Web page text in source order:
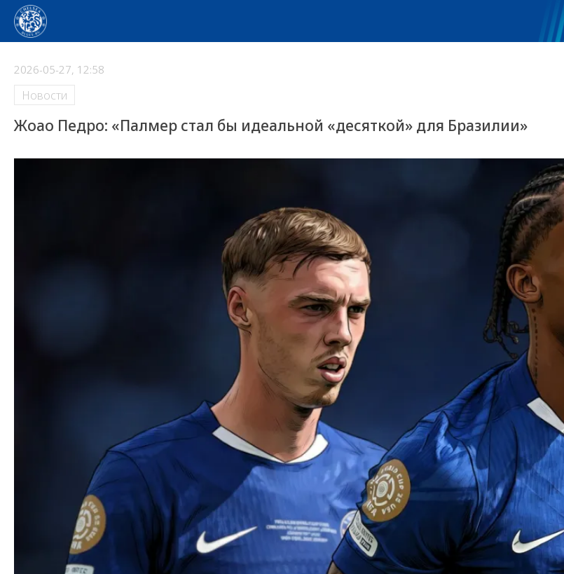
2026-05-27, 12:58
Новости
Жоао Педро: «Палмер стал бы идеальной «десяткой» для Бразилии»